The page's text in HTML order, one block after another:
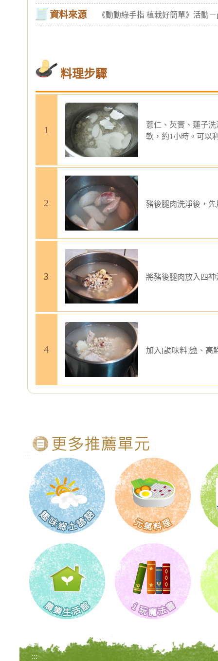
資料來源 《動動綠手指 植栽好簡單》活動－
料理步驟
薏仁、芡實、蓮子
軟，約1小時。可以
豬後腿肉洗淨後，
將豬後腿肉放入四
加入[調味料]鹽、高
:::